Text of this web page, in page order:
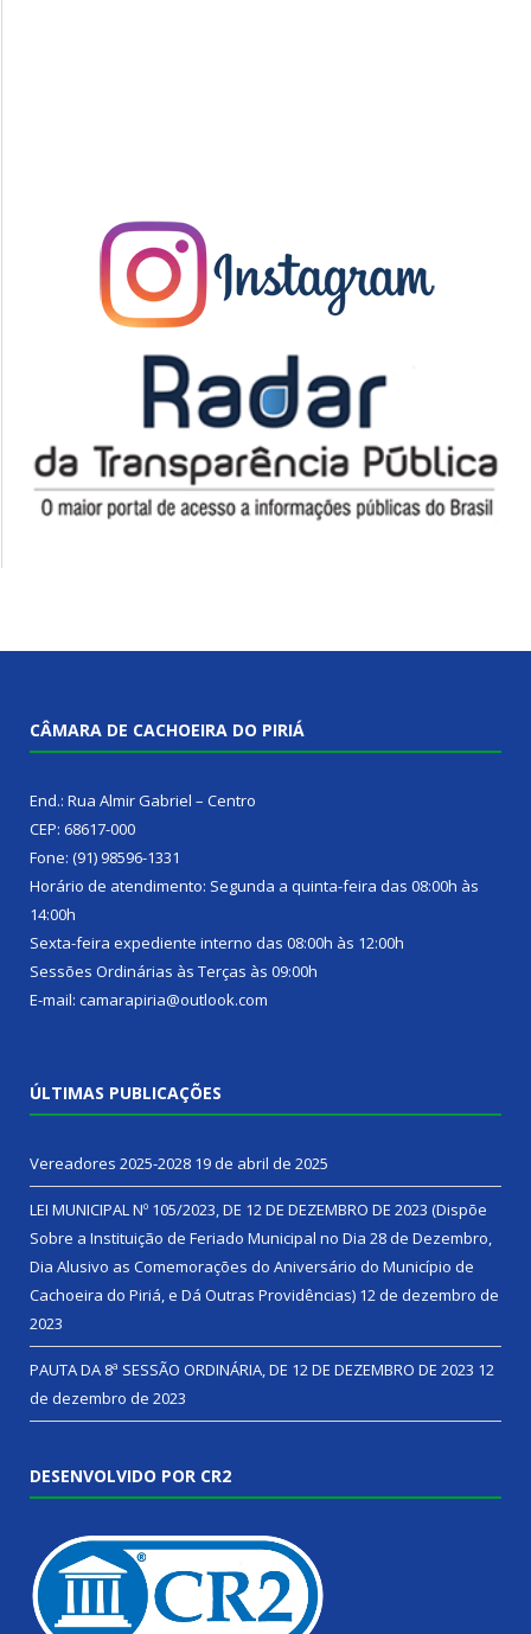
CÂMARA DE CACHOEIRA DO PIRIÁ
End.: Rua Almir Gabriel – Centro
CEP: 68617-000
Fone: (91) 98596-1331
Horário de atendimento: Segunda a quinta-feira das 08:00h às
14:00h
Sexta-feira expediente interno das 08:00h às 12:00h
Sessões Ordinárias às Terças às 09:00h
E-mail: camarapiria@outlook.com
ÚLTIMAS PUBLICAÇÕES
Vereadores 2025-2028 19 de abril de 2025
LEI MUNICIPAL Nº 105/2023, DE 12 DE DEZEMBRO DE 2023 (Dispõe
Sobre a Instituição de Feriado Municipal no Dia 28 de Dezembro,
Dia Alusivo as Comemorações do Aniversário do Município de
Cachoeira do Piriá, e Dá Outras Providências) 12 de dezembro de
2023
PAUTA DA 8ª SESSÃO ORDINÁRIA, DE 12 DE DEZEMBRO DE 2023 12
de dezembro de 2023
DESENVOLVIDO POR CR2